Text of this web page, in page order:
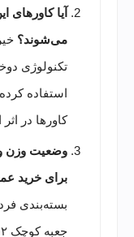
آیا کاورهای
می‌شوند؟
تکنولوژی
استفاده
کاورها در
وضعیت وزن و
برای خرید